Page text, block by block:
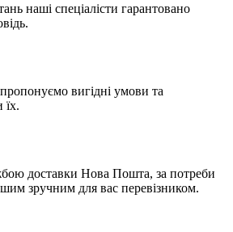
наші спеціалісти гарантовано
вигідні умови та
їх.
доставки Нова Пошта, за потреби
зручним для вас перевізником.